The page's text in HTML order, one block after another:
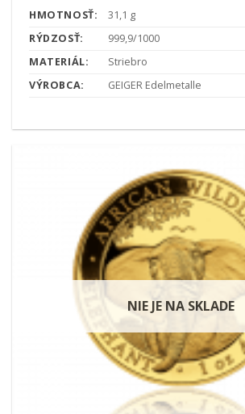
HMOTNOSŤ:
31,1 g
RÝDZOSŤ:
999,9/1000
MATERIÁL:
Striebro
VÝROBCA:
GEIGER Edelmetalle
NIE JE NA SKLADE